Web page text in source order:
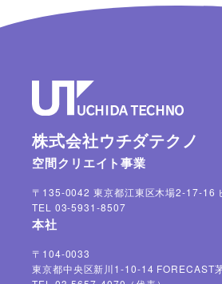
株式会社ウチダテクノ
空間クリエイト事業
〒135-0042 東京都江東区木場2-17-16
TEL 03-5931-8507
本社
〒104-0033
東京都中央区新川1-10-14 FORECAST